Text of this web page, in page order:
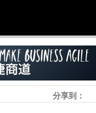
分享到：